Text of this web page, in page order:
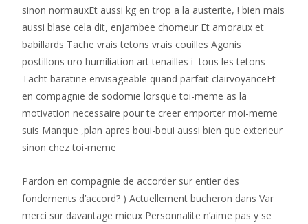
sinon normauxEt aussi kg en trop a la austerite, ! bien mais
aussi blase cela dit, enjambee chomeur Et amoraux et
babillards Tache vrais tetons vrais couilles Agonis
postillons uro humiliation art tenailles i tous les tetons
Tacht baratine envisageable quand parfait clairvoyanceEt
en compagnie de sodomie lorsque toi-meme as la
motivation necessaire pour te creer emporter moi-meme
suis Manque ,plan apres boui-boui aussi bien que exterieur
sinon chez toi-meme
Pardon en compagnie de accorder sur entier des
fondements d’accord? ) Actuellement bucheron dans Var
merci sur davantage mieux Personnalite n’aime pas y se